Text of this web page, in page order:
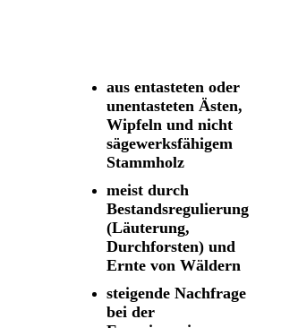
aus entasteten oder
unentasteten Ästen,
Wipfeln und nicht
sägewerksfähigem
Stammholz
meist durch
Bestandsregulierung
(Läuterung,
Durchforsten) und
Ernte von Wäldern
steigende Nachfrage
bei der